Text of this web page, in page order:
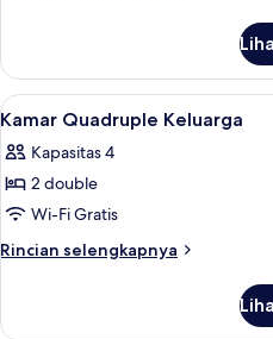
Kamar
Single
Lihat
semua
foto
untuk
Kamar
Quadruple
1
Kamar Quadruple Keluarga
Kapasitas 4
2 double
Wi-Fi Gratis
Rincian selengkapnya
Rincian
Kamar